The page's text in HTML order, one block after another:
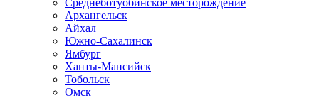
Среднеботуобинское месторождение
Архангельск
Айхал
Южно-Сахалинск
Ямбург
Ханты-Мансийск
Тобольск
Омск